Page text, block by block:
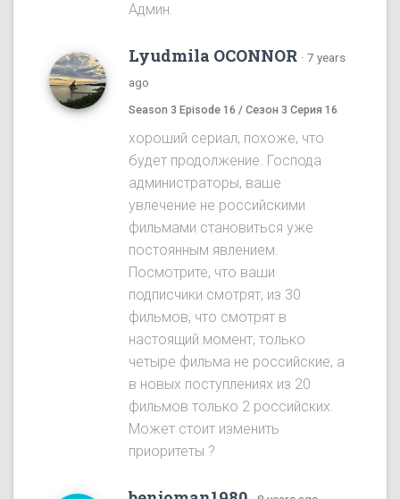
Админ.
Lyudmila OCONNOR · 7 years
ago
Season 3 Episode 16 / Сезон 3 Серия 16
хороший сериал, похоже, что
будет продолжение. Господа
администраторы, ваше
увлечение не российскими
фильмами становиться уже
постоянным явлением.
Посмотрите, что ваши
подписчики смотрят, из 30
фильмов, что смотрят в
настоящий момент, только
четыре фильма не российские, а
в новых поступлениях из 20
фильмов только 2 российских.
Может стоит изменить
приоритеты ?